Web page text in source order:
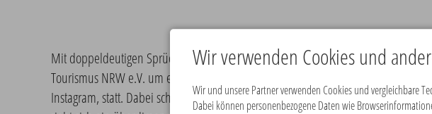
Mit doppeldeutigen Sprüchen, einer modernen Bildsprache und kurzen Videos
Tourismus NRW e.V. um eine junge, fotoaffine Zielgruppe. Die Kommunikation
Instagram, statt. Dabei schwingt das Thema Aktivtourismus lediglich subtil mit.
Wir verwenden Cookies und
Wir und unsere Partner verwenden Cookies und vergleichbare
Dabei können personenbezogene Daten wie